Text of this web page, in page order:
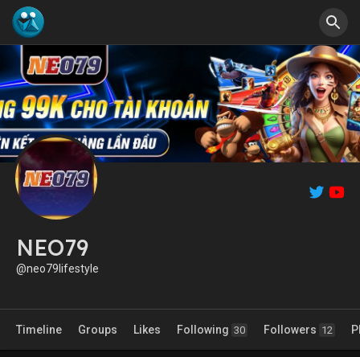
NEO79
@neo79lifestyle
Timeline Groups Likes Following 30 Followers 12